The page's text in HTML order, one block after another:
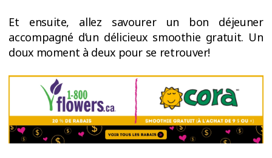
Et ensuite, allez savourer un bon déjeuner
accompagné d’un délicieux smoothie gratuit. Un
doux moment à deux pour se retrouver!